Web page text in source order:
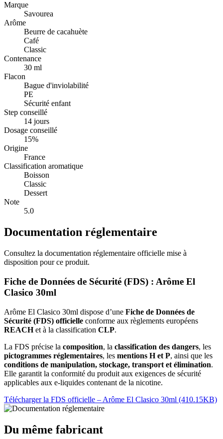
Marque
Savourea
Arôme
Beurre de cacahuète
Café
Classic
Contenance
30 ml
Flacon
Bague d'inviolabilité
PE
Sécurité enfant
Step conseillé
14 jours
Dosage conseillé
15%
Origine
France
Classification aromatique
Boisson
Classic
Dessert
Note
5.0
Documentation réglementaire
Consultez la documentation réglementaire officielle mise à
disposition pour ce produit.
Fiche de Données de Sécurité (FDS) : Arôme El
Clasico 30ml
Arôme El Clasico 30ml dispose d’une Fiche de Données de
Sécurité (FDS) officielle conforme aux règlements européens
REACHet à la classification CLP.
La FDS précise la composition, la classification des dangers, les
pictogrammes réglementaires, les mentions H et P, ainsi que les
conditions de manipulation, stockage, transport et élimination.
Elle garantit la conformité du produit aux exigences de sécurité
applicables aux e-liquides contenant de la nicotine.
Télécharger la FDS officielle – Arôme El Clasico 30ml (410.15KB)
Du même fabricant